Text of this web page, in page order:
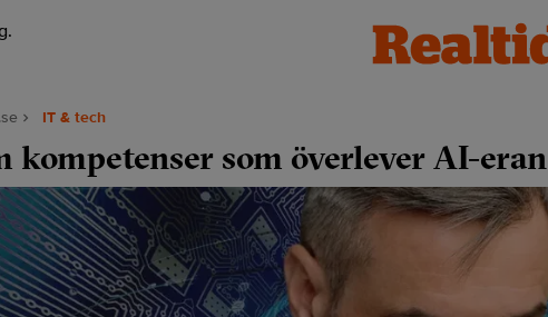
IT & tech
kompetenser som överlever AI-eran